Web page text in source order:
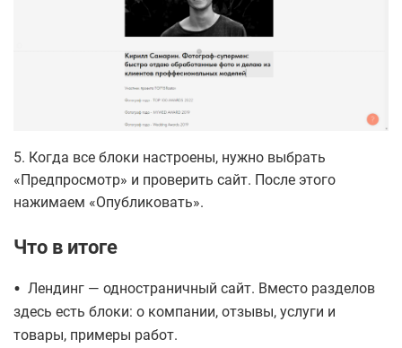
5. Когда все блоки настроены, нужно выбрать
«Предпросмотр» и проверить сайт. После этого
нажимаем «Опубликовать».
Что в итоге
• Лендинг — одностраничный сайт. Вместо разделов
здесь есть блоки: о компании, отзывы, услуги и
товары, примеры работ.